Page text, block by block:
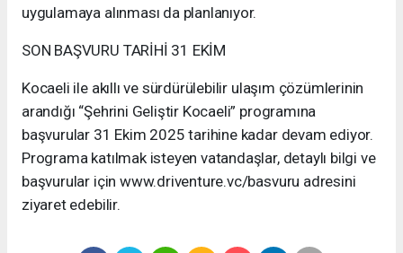
uygulamaya alınması da planlanıyor.
SON BAŞVURU TARİHİ 31 EKİM
Kocaeli ile akıllı ve sürdürülebilir ulaşım çözümlerinin
arandığı “Şehrini Geliştir Kocaeli” programına
başvurular 31 Ekim 2025 tarihine kadar devam ediyor.
Programa katılmak isteyen vatandaşlar, detaylı bilgi ve
başvurular için www.driventure.vc/basvuru adresini
ziyaret edebilir.